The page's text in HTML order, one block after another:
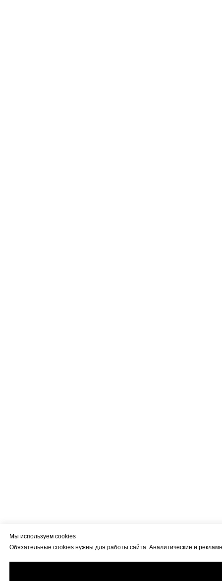
Мы используем cookies
Обязательные cookies нужны для работы сайта. Аналитические и